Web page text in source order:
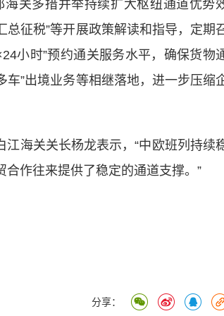
关多措并举持续扩大枢纽通道优势
总征税”等开展政策解读和指导，定期
小时”预约通关服务水平，确保货物
车”出境业务等相继落地，进一步压缩
海关关长杨龙表示，“中欧班列持续
作往来提供了稳定的通道支撑。”
分享：